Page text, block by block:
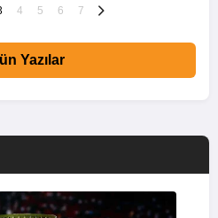
4 5 6 7
Yazılar